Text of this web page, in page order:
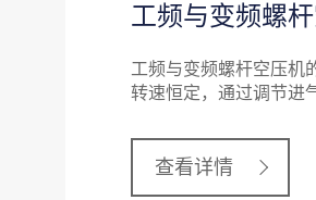
工频与变频螺
工频与变频螺杆空压机
转速恒定，通过调节进
查看详情